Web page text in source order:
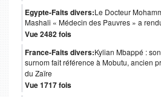
Egypte-Faits divers:Le Docteur
Mashali « Médecin des Pauvres » a
Vue 2482 fois
France-Faits divers:Kylian Mbappé :
surnom fait référence à Mobutu, ancien
du Zaïre
Vue 1717 fois